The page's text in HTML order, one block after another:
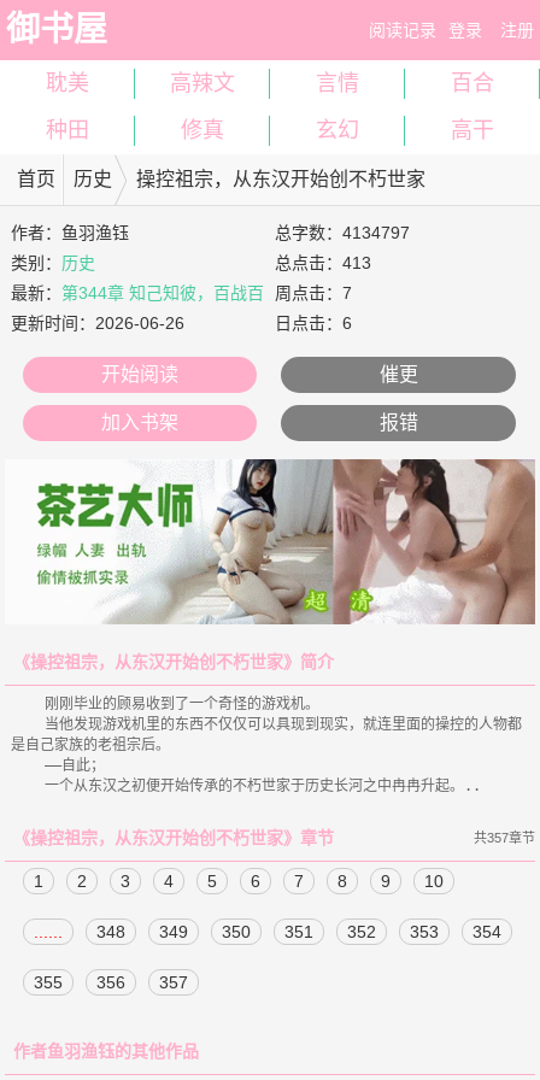
御书屋 阅读记录 登录 注册
耽美 高辣文 言情
百合
种田
修真 玄幻 高干
首页 历史 操控祖宗，从东汉开始创不朽世家
作者： 鱼羽渔钰
类别： 历史
最新： 第344章 知己知彼，百战百
胜（求月票）
更新时间： 2026-06-26
总字数：4134797
总点击：413
周点击：7
日点击：6
开始阅读 催更
加入书架 报错
《操控祖宗，从东汉开始创不朽世家》简介
是自己家族的老祖宗后。
    ——自此；
《操控祖宗，从东汉开始创不朽世家》章节 共357章节
1 2 3 4 5 6 7 8 9 10
...... 348 349 350 351 352 353 354
355 356 357
作者鱼羽渔钰的其他作品